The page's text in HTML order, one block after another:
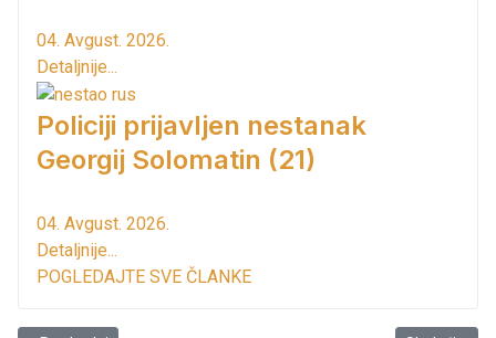
04. Avgust. 2026.
Detaljnije...
Policiji prijavljen nestanak
Georgij Solomatin (21)
04. Avgust. 2026.
Detaljnije...
POGLEDAJTE SVE ČLANKE